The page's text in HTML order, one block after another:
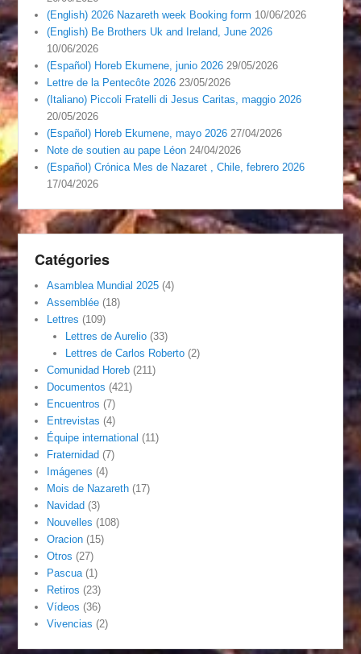
(English) 2026 Nazareth week Booking form 10/06/2026
(English) Be Brothers Uk and Ireland, June 2026
10/06/2026
(Español) Horeb Ekumene, junio 2026 29/05/2026
Lettre de la Pentecôte 2026 23/05/2026
(Italiano) Piccoli Fratelli di Jesus Caritas, maggio 2026
20/05/2026
(Español) Horeb Ekumene, mayo 2026 27/04/2026
Note de soutien au pape Léon 24/04/2026
(Español) Crónica Mes de Nazaret , Chile, febrero 2026
17/04/2026
Catégories
Asamblea Mundial 2025 (4)
Assemblée (18)
Lettres (109)
Lettres de Aurelio(33)
Lettres de Carlos Roberto(2)
Comunidad Horeb (211)
Documentos (421)
Encuentros (7)
Entrevistas (4)
Équipe international (11)
Fraternidad (7)
Imágenes (4)
Mois de Nazareth (17)
Navidad (3)
Nouvelles (108)
Oracion (15)
Otros (27)
Pascua (1)
Retiros (23)
Vídeos (36)
Vivencias (2)